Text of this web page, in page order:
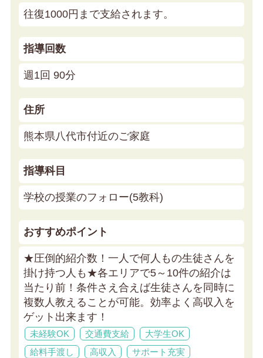
往復1000円まで支給されます。
指導回数
週1回 90分
住所
熊本県八代市付近のご家庭
指導科目
学校の授業のフォロー(5教科)
おすすめポイント
★圧倒的紹介数！一人で何人もの生徒さんを
掛け持つ人も★各エリアで5～10件の紹介は
当たり前！条件さえ合えば生徒さんを同時に
複数人教えることが可能。効率よく高収入を
ゲット出来ます！
未経験OK 交通費支給
大学生OK
給料手渡し
高収入
サポート充実